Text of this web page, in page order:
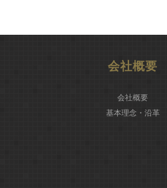
会社概要
会社概要
基本理念・沿革